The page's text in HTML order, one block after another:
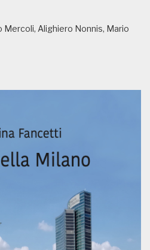
Mercoli, Alighiero Nonnis, Mario